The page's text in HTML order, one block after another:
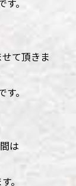
。
て頂きま
。
は
。